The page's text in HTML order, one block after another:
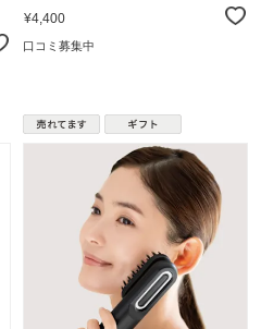
¥4,400
口コミ募集中